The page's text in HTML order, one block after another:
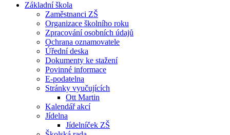
Základní škola
Zaměstnanci ZŠ
Organizace školního roku
Zpracování osobních údajů
Ochrana oznamovatele
Úřední deska
Dokumenty ke stažení
Povinné informace
E-podatelna
Stránky vyučujících
Ott Martin
Kalendář akcí
Jídelna
Jídelníček ZŠ